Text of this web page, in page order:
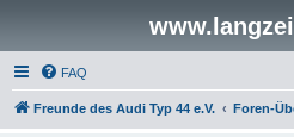
FAQ
Freunde des Audi Typ 44 e.V. Foren-